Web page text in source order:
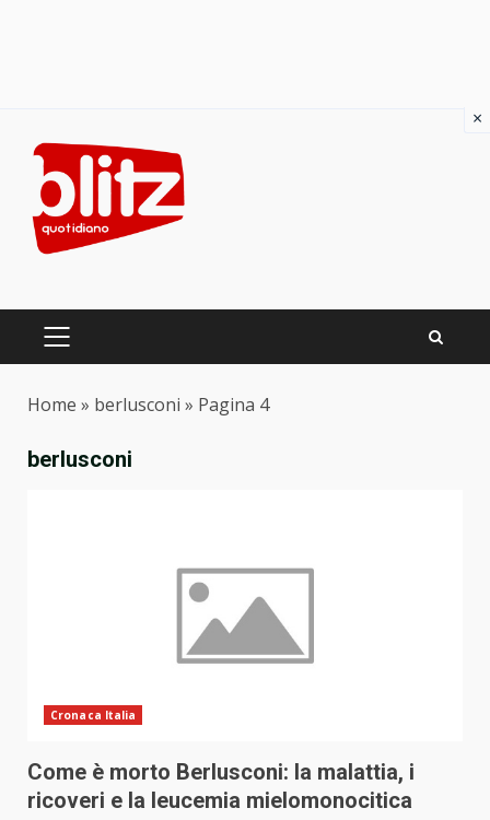
content
PRIMARY
Home » berlusconi » Pagina 4
berlusconi
Cronaca Italia
Come è morto Berlusconi: la malattia, i
ricoveri e la leucemia mielomonocitica
×